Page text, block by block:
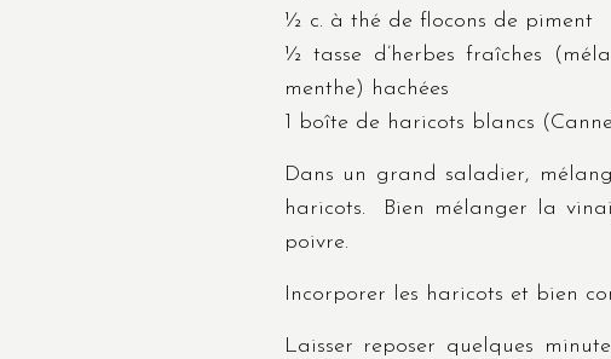
½ c. à thé de flocons de piment
½ tasse d’herbes fraîches
menthe) hachées
1 boîte de haricots blancs
Dans un grand saladier,
haricots. Bien mélanger la
poivre.
Incorporer les haricots et bien
Laisser reposer quelques